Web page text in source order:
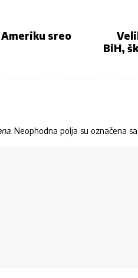
sreo
BiH,
Neophodna polja su označena sa